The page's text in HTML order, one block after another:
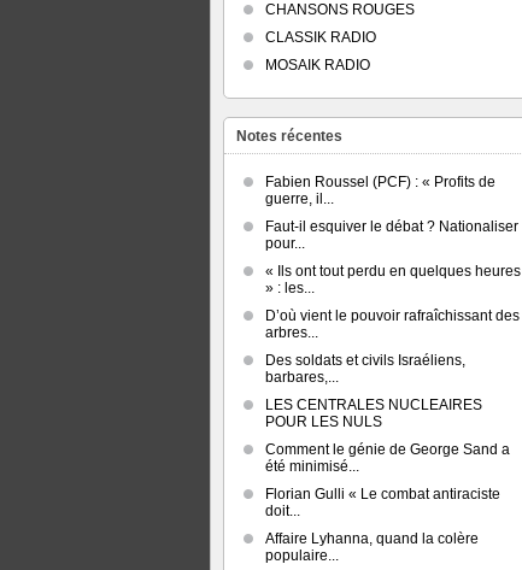
CHANSONS ROUGES
CLASSIK RADIO
MOSAIK RADIO
Notes récentes
Fabien Roussel (PCF) : « Profits de
guerre, il...
Faut-il esquiver le débat ? Nationaliser
pour...
« Ils ont tout perdu en quelques heures
» : les...
D’où vient le pouvoir rafraîchissant des
arbres...
Des soldats et civils Israéliens,
barbares,...
LES CENTRALES NUCLEAIRES
POUR LES NULS
Comment le génie de George Sand a
été minimisé...
Florian Gulli « Le combat antiraciste
doit...
Affaire Lyhanna, quand la colère
populaire...